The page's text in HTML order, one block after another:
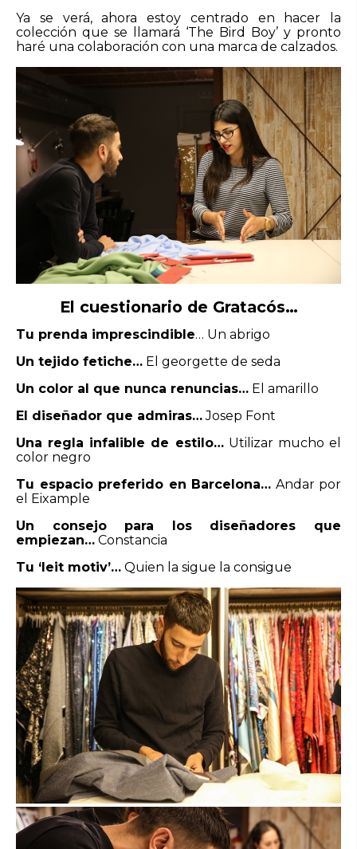
Ya se verá, ahora estoy centrado en hacer la
colección que se llamará ‘The Bird Boy’ y pronto
haré una colaboración con una marca de calzados.
El cuestionario de Gratacós…
Tu prenda imprescindible… Un abrigo
Un tejido fetiche… El georgette de seda
Un color al que nunca renuncias… El amarillo
El diseñador que admiras…Josep Font
Una regla infalible de estilo…Utilizar mucho el
color negro
Tu espacio preferido en Barcelona… Andar por
el Eixample
Un consejo para los diseñadores que
empiezan… Constancia
Tu ‘leit motiv’… Quien la sigue la consigue